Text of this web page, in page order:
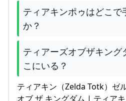
ティアキンポゥはどこで
か？
ティアーズオブザキング
こにいる？
ティアキン（Zelda Totk）ゼ
オブ ザ キングダム | ティア